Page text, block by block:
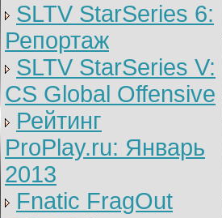
SLTV StarSeries 6:
Репортаж
SLTV StarSeries V:
CS Global Offensive
Рейтинг
ProPlay.ru: Январь
2013
Fnatic FragOut